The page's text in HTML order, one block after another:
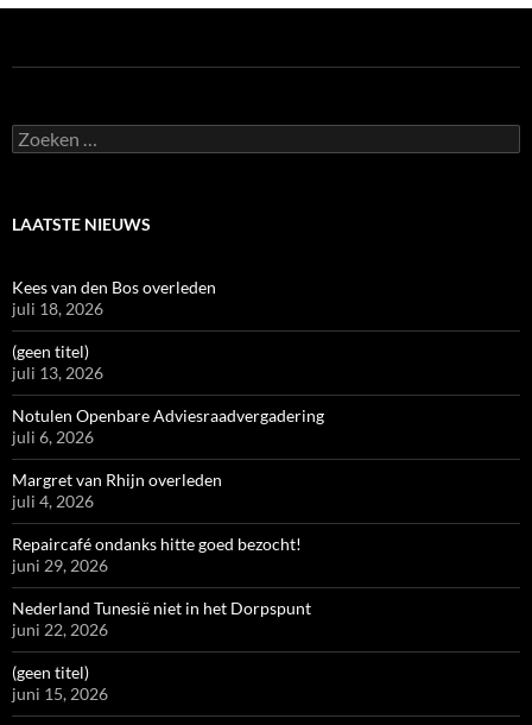
Zoeken
naar:
LAATSTE NIEUWS
Kees van den Bos overleden
juli 18, 2026
(geen titel)
juli 13, 2026
Notulen Openbare Adviesraadvergadering
juli 6, 2026
Margret van Rhijn overleden
juli 4, 2026
Repaircafé ondanks hitte goed bezocht!
juni 29, 2026
Nederland Tunesië niet in het Dorpspunt
juni 22, 2026
(geen titel)
juni 15, 2026